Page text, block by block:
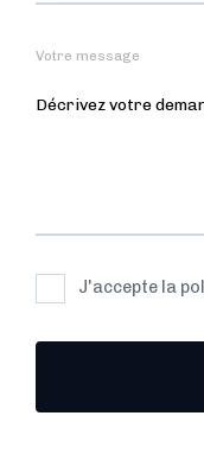
Votre message
J'accepte la